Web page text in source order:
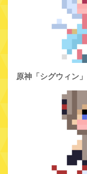
原神「シグウィン